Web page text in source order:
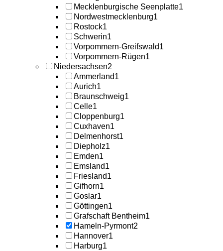
Mecklenburgische Seenplatte1
Nordwestmecklenburg1
Rostock1
Schwerin1
Vorpommern-Greifswald1
Vorpommern-Rügen1
Niedersachsen2
Ammerland1
Aurich1
Braunschweig1
Celle1
Cloppenburg1
Cuxhaven1
Delmenhorst1
Diepholz1
Emden1
Emsland1
Friesland1
Gifhorn1
Goslar1
Göttingen1
Grafschaft Bentheim1
Hameln-Pyrmont2
Hannover1
Harburg1